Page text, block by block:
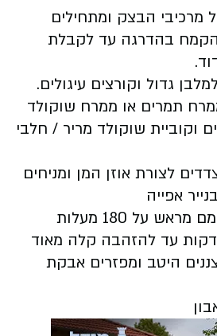
הבצק ומתחילים
הקמח בהדרגה עד לקבלת
גדול וקורצים עיגולים.
תמרים או ממרח שוקולד
וקוביית שוקולד מריר / חלבי
לצורת אוזן המן ומניחים
אפייה
מכניסים לתנור שחומם מראש על 180 מעלות
היטב ומפזרים אבקת